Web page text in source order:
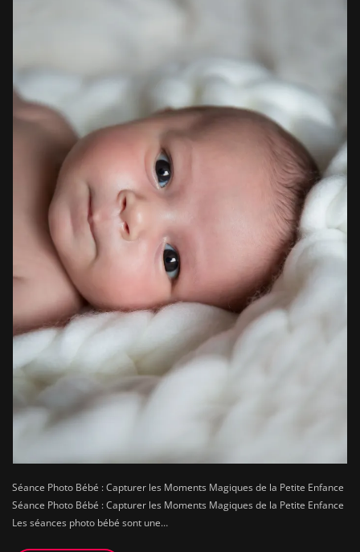
Séance Photo Bébé : Capturer les Moments Magiques de la Petite Enfance
Séance Photo Bébé : Capturer les Moments Magiques de la Petite Enfance
Les séances photo bébé sont une…